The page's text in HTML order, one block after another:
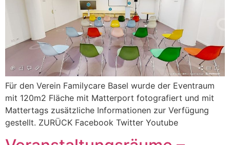
Für den Verein Familycare Basel wurde der Eventraum
mit 120m2 Fläche mit Matterport fotografiert und mit
Mattertags zusätzliche Informationen zur Verfügung
gestellt. ZURÜCK Facebook Twitter Youtube